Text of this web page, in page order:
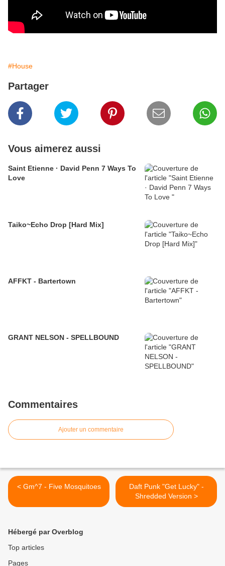
#House
Partager
Vous aimerez aussi
Saint Etienne · David Penn 7 Ways To
Love
Taiko~Echo Drop [Hard Mix]
AFFKT - Bartertown
GRANT NELSON - SPELLBOUND
Commentaires
Ajouter un commentaire
< Gm^7 - Five Mosquitoes
Daft Punk "Get Lucky" -
Shredded Version >
Hébergé par Overblog
Top articles
Pages